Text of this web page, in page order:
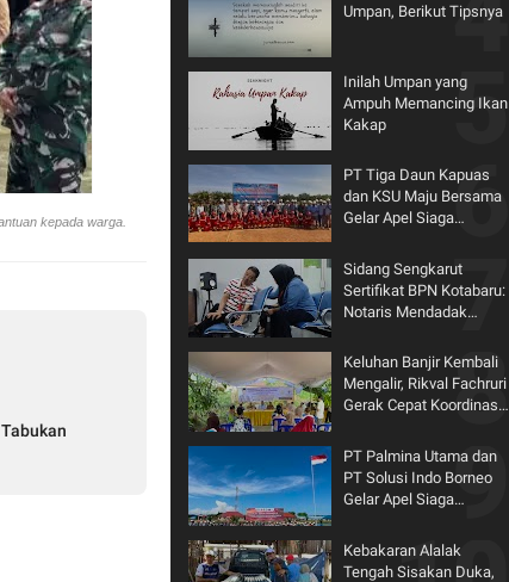
kepada warga.
Umpan, Berikut Tipsnya
Inilah Umpan yang
Ampuh Memancing Ikan
Kakap
PT Tiga Daun Kapuas
dan KSU Maju Bersama
Gelar Apel Siaga
Sidang Sengkarut
Sertifikat BPN Kotabaru:
Notaris Mendadak
Keluhan Banjir Kembali
Mengalir, Rikval Fachruri
Gerak Cepat Koordinasi
PT Palmina Utama dan
PT Solusi Indo Borneo
Gelar Apel Siaga
Bantuan Fire Pump
untuk KTPA Binaan
Kebakaran Alalak
Tengah Sisakan Duka,